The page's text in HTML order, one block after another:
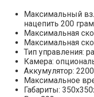
Максимальный
нацепить 200
Максимальная
Максимальная
Тип управления:
Камера:
Аккумулятор:
Максимальное
Габариты: